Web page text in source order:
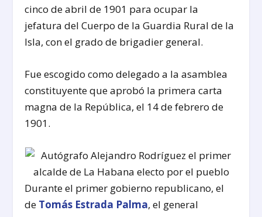
cinco de abril de 1901 para ocupar la
jefatura del Cuerpo de la Guardia Rural de la
Isla, con el grado de brigadier general.
Fue escogido como delegado a la asamblea
constituyente que aprobó la primera carta
magna de la República, el 14 de febrero de
1901.
Durante el primer gobierno republicano, el
de Tomás Estrada Palma, el general